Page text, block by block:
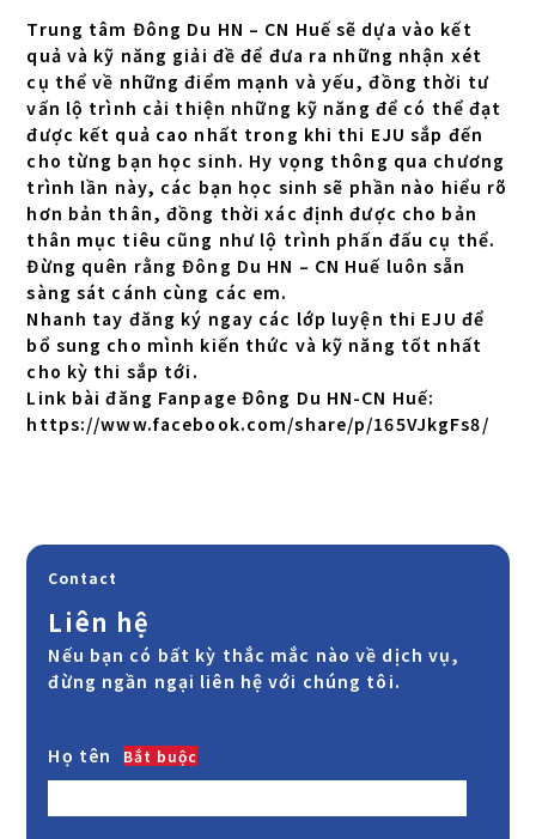
Trung tâm Đông Du HN – CN Huế sẽ dựa vào kết
quả và kỹ năng giải đề để đưa ra những nhận xét
cụ thể về những điểm mạnh và yếu, đồng thời tư
vấn lộ trình cải thiện những kỹ năng để có thể đạt
được kết quả cao nhất trong khi thi EJU sắp đến
cho từng bạn học sinh. Hy vọng thông qua chương
trình lần này, các bạn học sinh sẽ phần nào hiểu rõ
hơn bản thân, đồng thời xác định được cho bản
thân mục tiêu cũng như lộ trình phấn đấu cụ thể.
Đừng quên rằng Đông Du HN – CN Huế luôn sẵn
sàng sát cánh cùng các em.
Nhanh tay đăng ký ngay các lớp luyện thi EJU để
bổ sung cho mình kiến thức và kỹ năng tốt nhất
cho kỳ thi sắp tới.
Link bài đăng Fanpage Đông Du HN-CN Huế:
https://www.facebook.com/share/p/165VJkgFs8/
Contact
Liên hệ
Nếu bạn có bất kỳ thắc mắc nào về dịch vụ,
đừng ngần ngại liên hệ với chúng tôi.
Họ tên Bắt buộc